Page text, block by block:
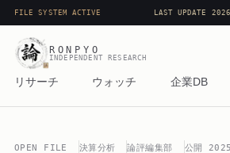
FILE SYSTEM ACTIVE LAST UPDATE
RONPYO
INDEPENDENT RESEARCH
リサーチ ウォッチ 企業DB
OPEN FILE 決算分析 論評編集部 公開